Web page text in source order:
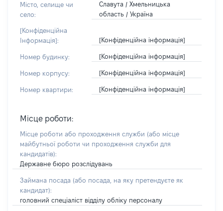
Місто, селище чи
село:
Славута / Хмельницька
область / Україна
[Конфіденційна
Інформація]:
[Конфіденційна інформація]
Номер будинку: [Конфіденційна інформація]
Номер корпусу: [Конфіденційна інформація]
Номер квартири: [Конфіденційна інформація]
Місце роботи:
Місце роботи або проходження служби (або місце
майбутньої роботи чи проходження служби для
кандидатів):
Державне бюро розслідувань
Займана посада (або посада, на яку претендуєте як
кандидат):
головний спеціаліст відділу обліку персоналу